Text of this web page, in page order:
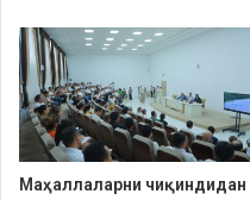
Маҳаллаларни чиқиндидан